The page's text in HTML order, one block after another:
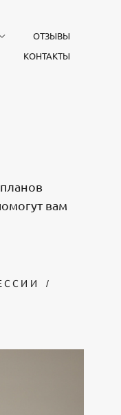
ОТЗЫВЫ
КОНТАКТЫ
вам